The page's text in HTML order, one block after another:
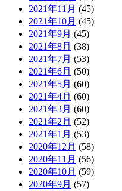
2021年11月 (45)
2021年10月 (45)
2021年9月 (45)
2021年8月 (38)
2021年7月 (53)
2021年6月 (50)
2021年5月 (60)
2021年4月 (60)
2021年3月 (60)
2021年2月 (52)
2021年1月 (53)
2020年12月 (58)
2020年11月 (56)
2020年10月 (59)
2020年9月 (57)